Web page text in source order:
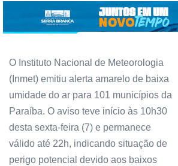
O Instituto Nacional de Meteorologia
(Inmet) emitiu alerta amarelo de baixa
umidade do ar para 101 municípios da
Paraíba. O aviso teve início às 10h30
desta sexta-feira (7) e permanece
válido até 22h, indicando situação de
perigo potencial devido aos baixos